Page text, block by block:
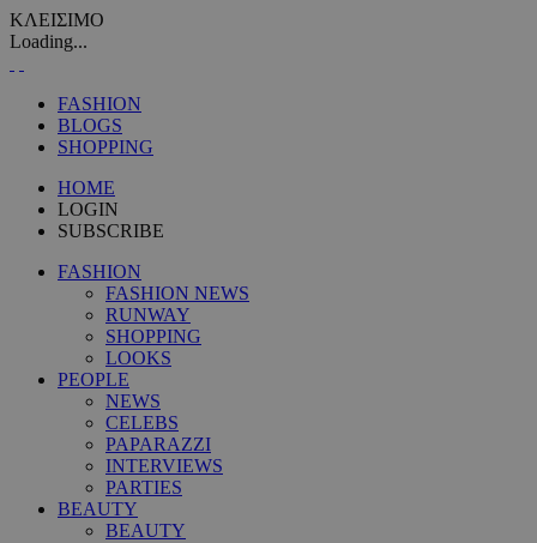
ΚΛΕΙΣΙΜΟ
Loading...
FASHION
BLOGS
SHOPPING
HOME
LOGIN
SUBSCRIBE
FASHION
FASHION NEWS
RUNWAY
SHOPPING
LOOKS
PEOPLE
NEWS
CELEBS
PAPARAZZI
INTERVIEWS
PARTIES
BEAUTY
BEAUTY